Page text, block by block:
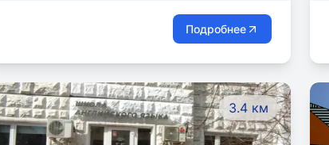
обучения, благодаря которым ваш ребенок
будет учиться без пробелов, с радостью и
индивидуальный подход к каждому ученику.
Подробнее
3.4 км